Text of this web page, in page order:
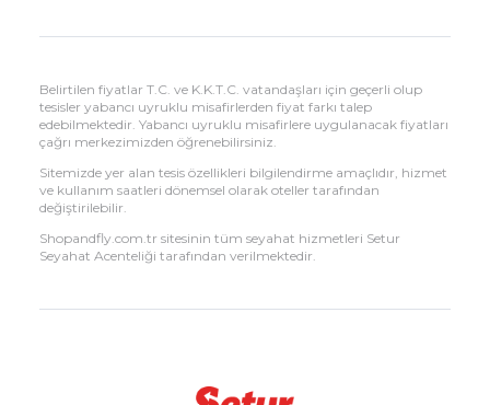
Belirtilen fiyatlar T.C. ve K.K.T.C. vatandaşları için geçerli olup
tesisler yabancı uyruklu misafirlerden fiyat farkı talep
edebilmektedir. Yabancı uyruklu misafirlere uygulanacak fiyatları
çağrı merkezimizden öğrenebilirsiniz.
Sitemizde yer alan tesis özellikleri bilgilendirme amaçlıdır, hizmet
ve kullanım saatleri dönemsel olarak oteller tarafından
değiştirilebilir.
Shopandfly.com.tr sitesinin tüm seyahat hizmetleri Setur
Seyahat Acenteliği tarafından verilmektedir.